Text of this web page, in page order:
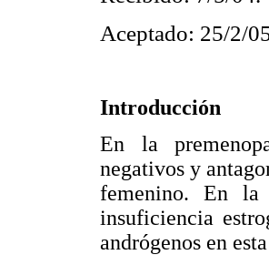
Aceptado: 25/2/
Introducción
En la
negativos y
femenino. En la
insuficiencia
andrógenos en